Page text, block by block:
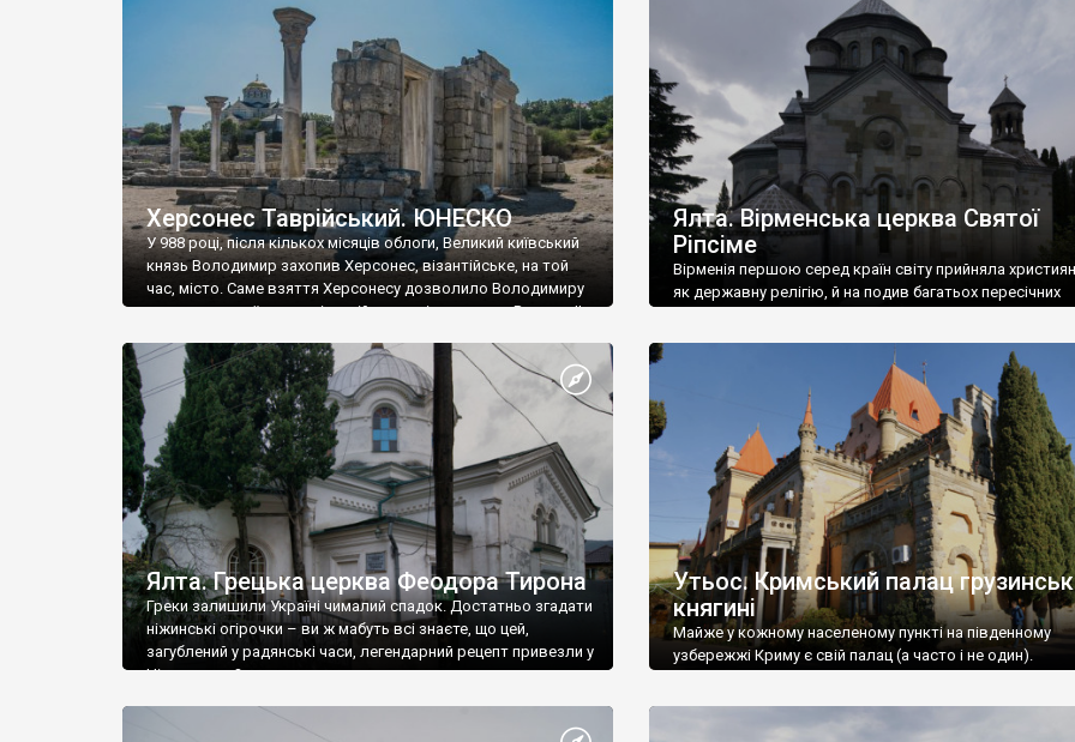
візантійської доби. Раритети викрадені з фондів об’єкту
культурної спадщини ЮНЕСКО «Херсонеса Таврійського».
Офіційно – на виставку «Золото Візантії», але експерти та
влада в Україні вважають це лише […]
називаються «повстяками» (postaki)…” “Вино. Крим
виробляє відмінне вино і його вдосталь: воно все
легке біле і дуже […]
Херсонес Таврійський. ЮНЕСКО
У 988 році, після кількох місяців облоги, Великий київський
князь Володимир захопив Херсонес, візантійське, на той
час, місто. Саме взяття Херсонесу дозволило Володимиру
диктувати свої умови візантійському імператору Василю ІІ,
Херсонесі Володимир-язичник, став Василем-
християнином. А потім було Хрещення Русі. На честь
Херсонесу Таврійського названо місто […]
Ялта. Вірменська церква Святої
Ріпсіме
Вірменія першою серед країн світу прийняла
як державну релігію, й на подив багатьох пересічних
Ялта. Грецька церква Феодора Тирона
Греки залишили Україні чималий спадок. Достатньо згадати
ніжинські огірочки – ви ж мабуть всі знаєте, що цей,
загублений у радянські часи, легендарний рецепт привезли у
Ніжин греки?
Утьос. Кримський палац
княгині
Майже у кожному населеному пункті на південному
узбережжі Криму є свій палац (а часто і не один).